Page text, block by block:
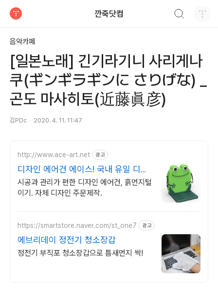
깐죽닷컴
음악카페
[일본노래] 긴기라기니 사리게나
쿠(ギンギラギンに さりげな) _
곤도 마사히토(近藤眞彦)
김PDc 2020. 4. 11. 11:47
http://www.ace-art.net 광고
디자인 에어건 에이스! 국내 유일 디자
인 에어건
시공과 관리가 편한 디자인 에어건, 흙먼지털
이기. 자체 디자인 주문제작.
https://smartstore.naver.com/st_one7 광고
에브리데이 정전기 청소장갑
정전기 부직포 청소장갑으로 틈새먼지 싹!